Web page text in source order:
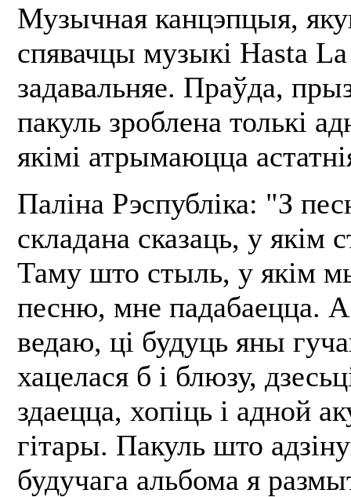
Музычная канцэпцыя,
спявачцы музыкі Hasta
задавальняе. Праўда,
пакуль зроблена толькі
якімі атрымаюцца
Паліна Рэспубліка: "З
складана сказаць, у якім
Таму што стыль, у якім
песню, мне падабаецца.
ведаю, ці будуць яны
хацелася б і блюзу,
здаецца, хопіць і адной
гітары. Пакуль што
будучага альбома я